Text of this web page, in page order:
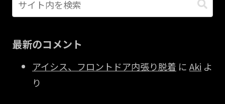
最新のコメント
アイシス、フロントドア内張り脱着 に Aki よ
り